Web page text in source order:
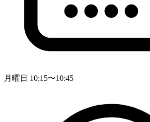
月曜日 10:15〜10:45